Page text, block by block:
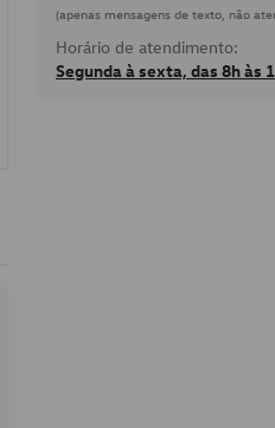
(apenas mensagens de texto, não
Horário de atendimento:
Segunda à sexta, das 8h às